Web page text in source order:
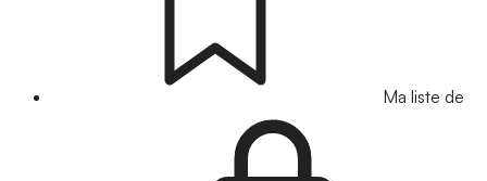
Ma liste de